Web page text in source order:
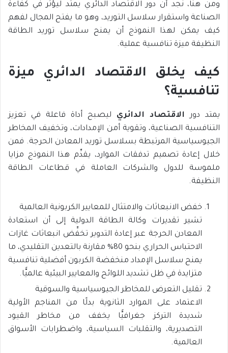
ومن هنا، نجد أن دور الاقتصاد الدائري يمتد ليؤثر في كفاءة
الصناعة واستقرار سلاسل التوريد، وهو ما يفتح المجال لفهم
كيف يمكن لهذا النموذج أن يمنح سلاسل توريد الطاقة
النظيفة ميزة تنافسية عملية.
كيف يخلق الاقتصاد الدائري ميزة
تنافسية؟
يمتد دور الاقتصاد الدائري ليصبح أداة فاعلة في تعزيز
التنافسية الصناعية، وتقوية أمن الإمدادات، وتخفيف المخاطر
الجيوسياسية المرتبطة بسلاسل توريد المعادن الحرجة. فمن
خلال إعادة تصميم تدفقات الموارد، يقدِّم هذا النموذج مزايا
ملموسة للدول والشركات العاملة في قطاعات الطاقة
النظيفة.
خفض الانبعاثات والامتثال للمعايير الكربونية العالمية
تشير تقديرات وكالة الطاقة الدولية إلى أن استعادة
المعادن الحرجة عبر إعادة التدوير تخفِّض انبعاثات غازات
الاحتباس الحراري بنحو 80% مقارنة بالتعدين التقليدي، ما
يمنح سلاسل الإمداد منخفضة الكربون أفضلية تنافسية
متزايدة في ظل تشديد اللوائح والمعايير البيئية عالميًّا.
تقليل التعرض للمخاطر الجيوسياسية والسوقية
الاعتماد على الموارد الثانوية بدلًا من المناجم الأولية
شديدة التركز جغرافيًّا يخفف من مخاطر القيود
التصديرية، والتقلبات السياسية، واضطرابات الأسواق
العالمية.